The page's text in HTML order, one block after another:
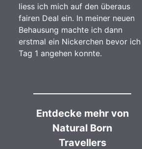
liess ich mich auf den überaus
fairen Deal ein. In meiner neuen
Behausung machte ich dann
erstmal ein Nickerchen bevor ich
Tag 1 angehen konnte.
Entdecke mehr von
Natural Born
Travellers